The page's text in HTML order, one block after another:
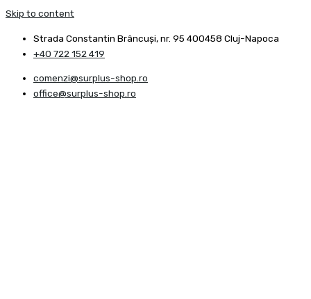
Skip to content
Strada Constantin Brâncuşi, nr. 95 400458 Cluj-Napoca
+40 722 152 419
comenzi@surplus-shop.ro
office@surplus-shop.ro